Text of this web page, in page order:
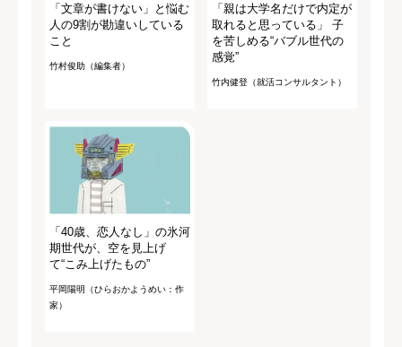
「文章が書けない」と悩む
人の9割が勘違いしている
こと
竹村俊助（編集者）
「親は大学名だけで内定が
取れると思っている」 子
を苦しめる“バブル世代の
感覚”
竹内健登（就活コンサルタント）
「40歳、恋人なし」の氷河
期世代が、空を見上げ
て“こみ上げたもの”
平岡陽明（ひらおかようめい：作
家）